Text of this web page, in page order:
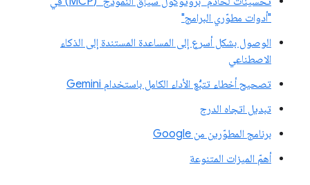
"أدوات مطوّري البرامج"
الوصول بشكل أسرع إلى المساعدة المستندة إلى الذكاء
الاصطناعي
تصحيح أخطاء تتبُّع الأداء الكامل باستخدام Gemini
تبديل اتجاه الدرج
برنامج المطوّرين من Google
أهمّ الميزات المتنوعة